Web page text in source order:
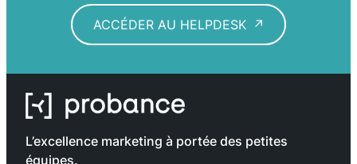
ACCÉDER AU HELPDESK
L’excellence marketing à portée des petites
équipes.